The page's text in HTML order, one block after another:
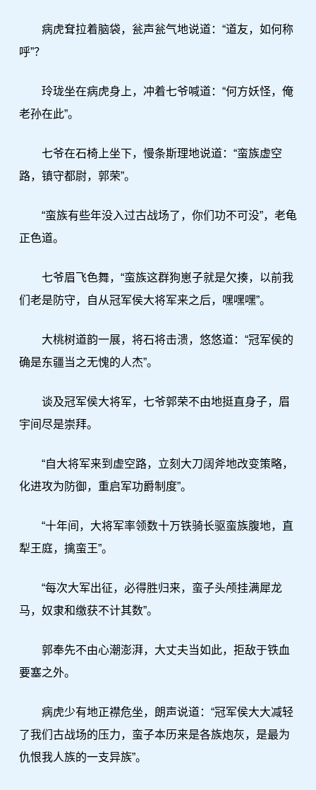
病虎耷拉着脑袋，瓮声瓮气地说道：“道友，如何称
呼”？
玲珑坐在病虎身上，冲着七爷喊道：“何方妖怪，俺
老孙在此”。
七爷在石椅上坐下，慢条斯理地说道：“蛮族虚空
路，镇守都尉，郭荣”。
“蛮族有些年没入过古战场了，你们功不可没”，老龟
正色道。
七爷眉飞色舞，“蛮族这群狗崽子就是欠揍，以前我
们老是防守，自从冠军侯大将军来之后，嘿嘿嘿”。
大桃树道韵一展，将石将击溃，悠悠道：“冠军侯的
确是东疆当之无愧的人杰”。
谈及冠军侯大将军，七爷郭荣不由地挺直身子，眉
宇间尽是崇拜。
“自大将军来到虚空路，立刻大刀阔斧地改变策略，
化进攻为防御，重启军功爵制度”。
“十年间，大将军率领数十万铁骑长驱蛮族腹地，直
犁王庭，擒蛮王”。
“每次大军出征，必得胜归来，蛮子头颅挂满犀龙
马，奴隶和缴获不计其数”。
郭奉先不由心潮澎湃，大丈夫当如此，拒敌于铁血
要塞之外。
病虎少有地正襟危坐，朗声说道：“冠军侯大大减轻
了我们古战场的压力，蛮子本历来是各族炮灰，是最为
仇恨我人族的一支异族”。